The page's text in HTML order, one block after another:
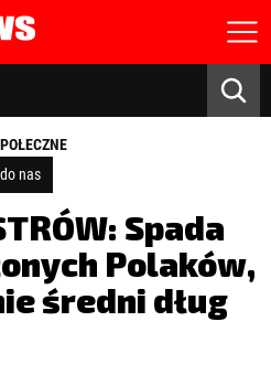
nas
Spada
Polaków,
średni dług